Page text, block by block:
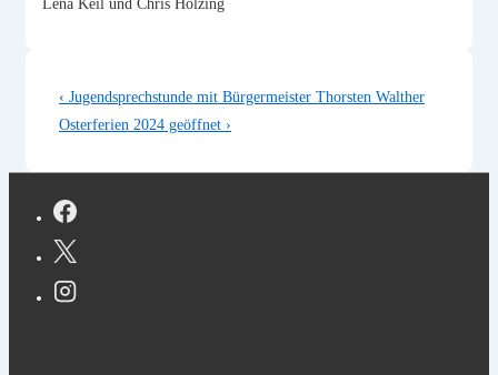
Lena Keil und Chris Hölzing
Beitragsnavigation
Vorheriger
Beitrag
‹ Jugendsprechstunde mit Bürgermeister Thorsten Walther
Nächster
Osterferien 2024 geöffnet ›